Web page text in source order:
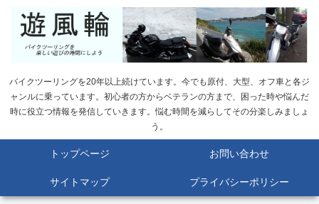
バイクツーリングを20年以上続けています。今でも原付、大型、オフ車と各ジ
ャンルに乗っています。初心者の方からベテランの方まで、困った時や悩んだ
時に役立つ情報を発信していきます。悩む時間を減らしてその分楽しみましょ
う。
トップページ お問い合わせ
サイトマップ プライバシーポリシー